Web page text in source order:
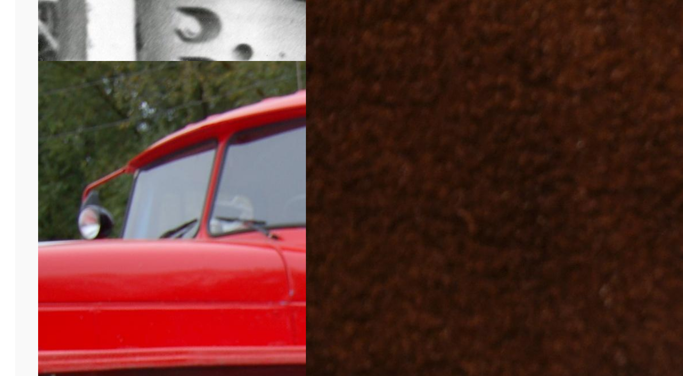
Первый номер заводской газеты вышел 16 марта 1930 года. Со следующей недели, открывающей наш юбилейный год, редакция начнёт
серию публикаций «Без пяти сто» и расскажет самые интересные факты из истории «Магнезитовца». Также вместе с музеем «Магнезит»,
объединенным государственным архивом Челябинской области, Челябинской областной универсальной научной библиотекой и типографией
«Принтоника» мы готовим выставку, посвящённую юбилею корпоративного издания. Многие её экспонаты, включая фотокопии ранних
А сегодня мы приветствуем и благодарим всех наших читателей! Спасибо за то, что вы с нами! Желаем вам здравствовать, быть счастливыми,
пусть каждый новый день радует вас добрыми вестями и интересными событиями!